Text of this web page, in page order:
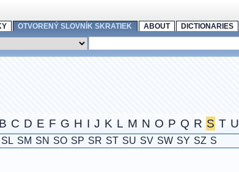
OTVORENÝ SLOVNÍK SKRATIEK ABOUT DICTIONARIES
B C D E F G H I J K L M N O P Q R S T U
SL SM SN SO SP SR ST SU SV SW SY SZ S